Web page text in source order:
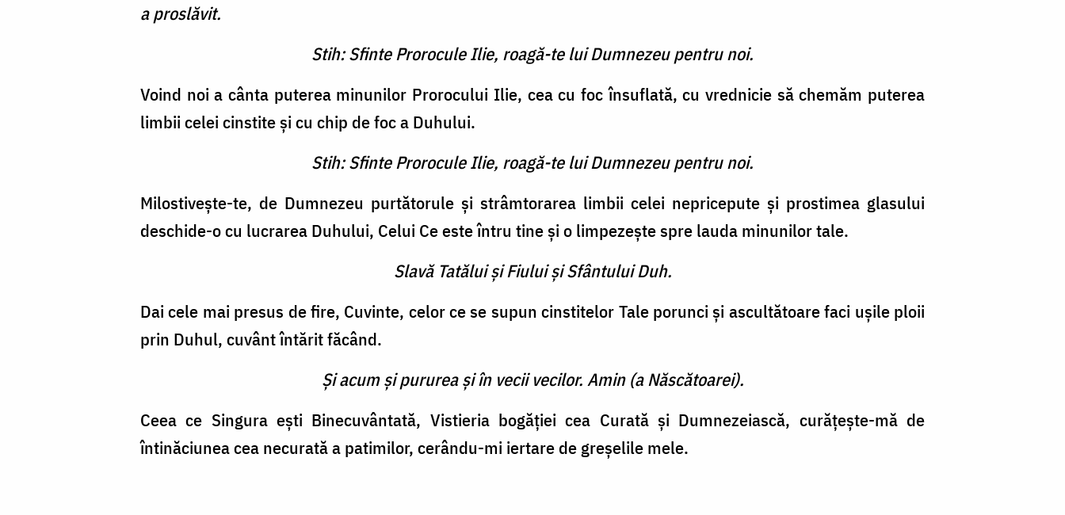
a proslăvit.
Stih: Sfinte Prorocule Ilie, roagă-te lui Dumnezeu pentru noi.
Voind noi a cânta puterea minunilor Prorocului Ilie, cea cu foc însuflată, cu vrednicie să chemăm puterea
limbii celei cinstite şi cu chip de foc a Duhului.
Stih: Sfinte Prorocule Ilie, roagă-te lui Dumnezeu pentru noi.
Milostiveşte-te, de Dumnezeu purtătorule şi strâmtorarea limbii celei nepricepute şi prostimea glasului
deschide-o cu lucrarea Duhului, Celui Ce este întru tine şi o limpezeşte spre lauda minunilor tale.
Slavă Tatălui şi Fiului şi Sfântului Duh.
Dai cele mai presus de fire, Cuvinte, celor ce se supun cinstitelor Tale porunci şi ascultătoare faci uşile ploii
prin Duhul, cuvânt întărit făcând.
Şi acum şi pururea şi în vecii vecilor. Amin (a Născătoarei).
Ceea ce Singura eşti Binecuvântată, Vistieria bogăţiei cea Curată şi Dumnezeiască, curăţeşte-mă de
întinăciunea cea necurată a patimilor, cerându-mi iertare de greşelile mele.